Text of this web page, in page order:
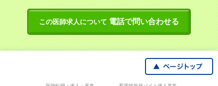
この医師求人について 電話で問い合わせる